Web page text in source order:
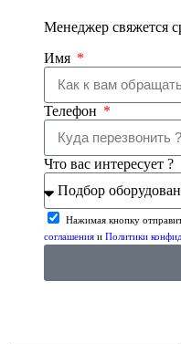
Менеджер свяжется
Имя
Телефон
Что вас интересует ?
Нажимая кнопку
соглашения и Политики